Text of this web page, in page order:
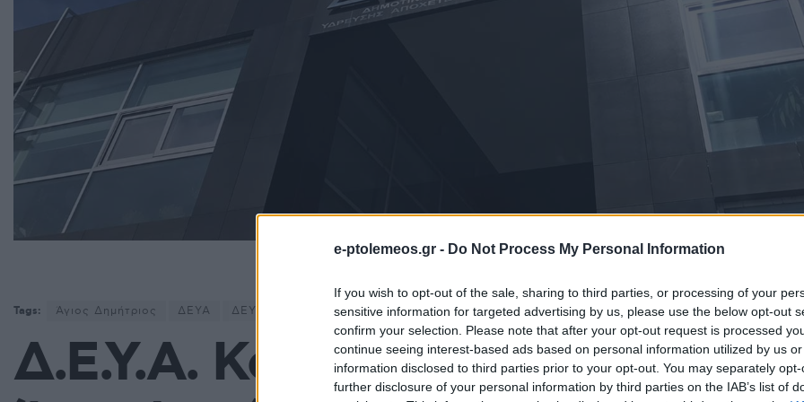
e-ptolemeos.gr - Do Not Process My Personal Information
If you wish to opt-out of the sale, sharing to third parties, or processing of your
sensitive information for targeted advertising by us, please use the below opt-out
confirm your selection. Please note that after your opt-out request is processed
continue seeing interest-based ads based on personal information utilized by us
information disclosed to third parties prior to your opt-out. You may separately
further disclosure of your personal information by third parties on the IAB’s list of
Δ.Ε.Υ.Α. Κοζάνης: Διακοπή νερού σε Άγιο Δημήτριο και Ρυάκιο -
Tags: Άγιος Δημήτριος ΔΕΥΑ ΔΕΥΑ Κοζάνης ΔΕΥΑΚ Διακοπές ρεύματος Ειδήσεις Κοζάνη Κοζάνη Νέα
Δ.Ε.Υ.Α. Κοζάνης: Διακοπή νερού